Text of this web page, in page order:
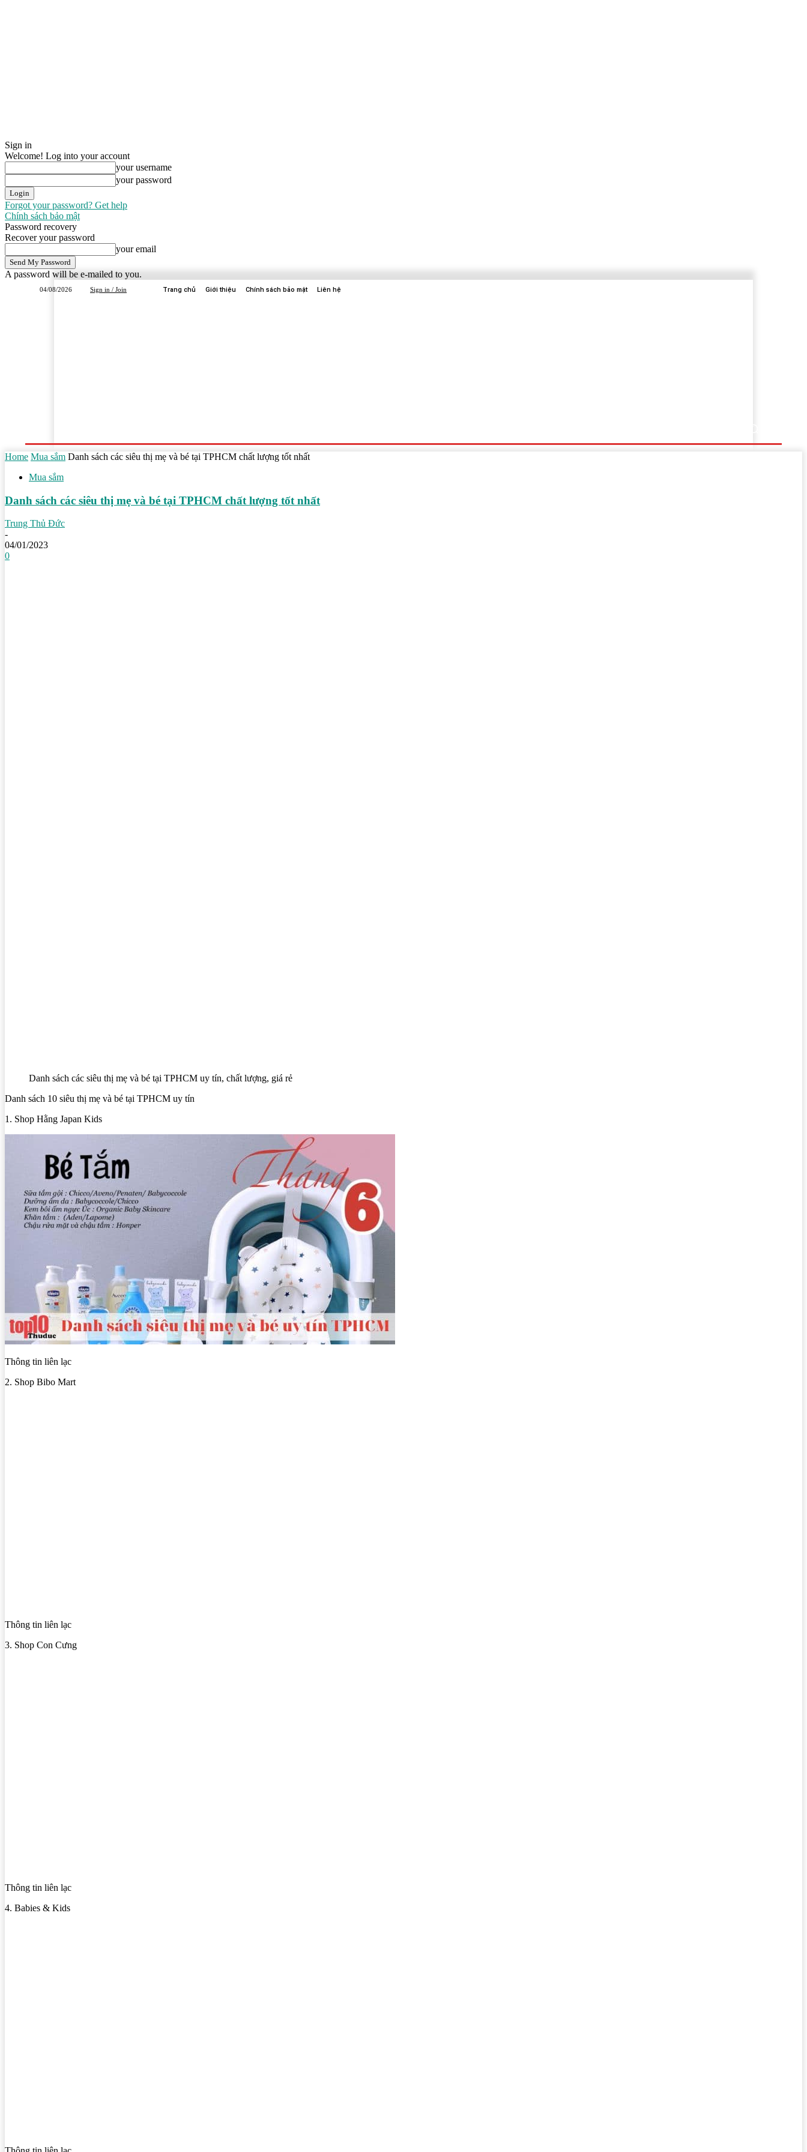
Sign in
Welcome! Log into your account
your username
your password
Forgot your password? Get help
Chính sách bảo mật
Password recovery
Recover your password
your email
A password will be e-mailed to you.
04/08/2026 Sign in / Join Trang chủ Giới thiệu Chính sách bảo mật Liên hệ
Home Mua sắm Danh sách các siêu thị mẹ và bé tại TPHCM chất lượng tốt nhất
Mua sắm
Danh sách các siêu thị mẹ và bé tại TPHCM chất lượng tốt nhất
Trung Thủ Đức
-
04/01/2023
0
Danh sách các siêu thị mẹ và bé tại TPHCM uy tín, chất lượng, giá rẻ
Danh sách 10 siêu thị mẹ và bé tại TPHCM uy tín
1. Shop Hằng Japan Kids
Thông tin liên lạc
2. Shop Bibo Mart
Thông tin liên lạc
3. Shop Con Cưng
Thông tin liên lạc
4. Babies & Kids